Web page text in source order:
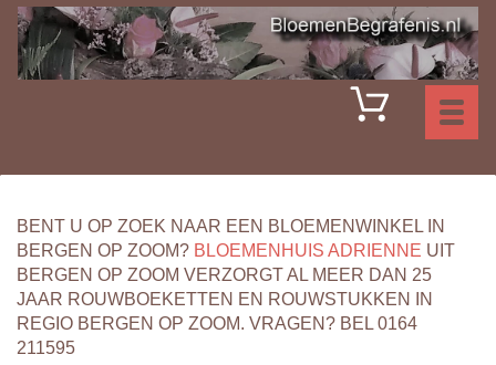
BENT U OP ZOEK NAAR EEN BLOEMENWINKEL IN
BERGEN OP ZOOM? BLOEMENHUIS ADRIENNE UIT
BERGEN OP ZOOM VERZORGT AL MEER DAN 25
JAAR ROUWBOEKETTEN EN ROUWSTUKKEN IN
REGIO BERGEN OP ZOOM. VRAGEN? BEL 0164
211595